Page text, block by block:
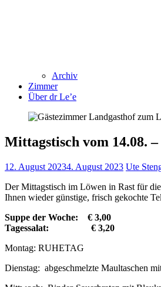
Archiv
Zimmer
Über dr Le’e
Mittagstisch vom 14.08. –
12. August 20234. August 2023 Ute
Der Mittagstisch im Löwen in Rast für
Ihnen wieder günstige, frisch gekochte
Suppe der Woche: € 3,00
Tagessalat: € 3,20
Montag: RUHETAG
Dienstag: abgeschmelzte Maultaschen